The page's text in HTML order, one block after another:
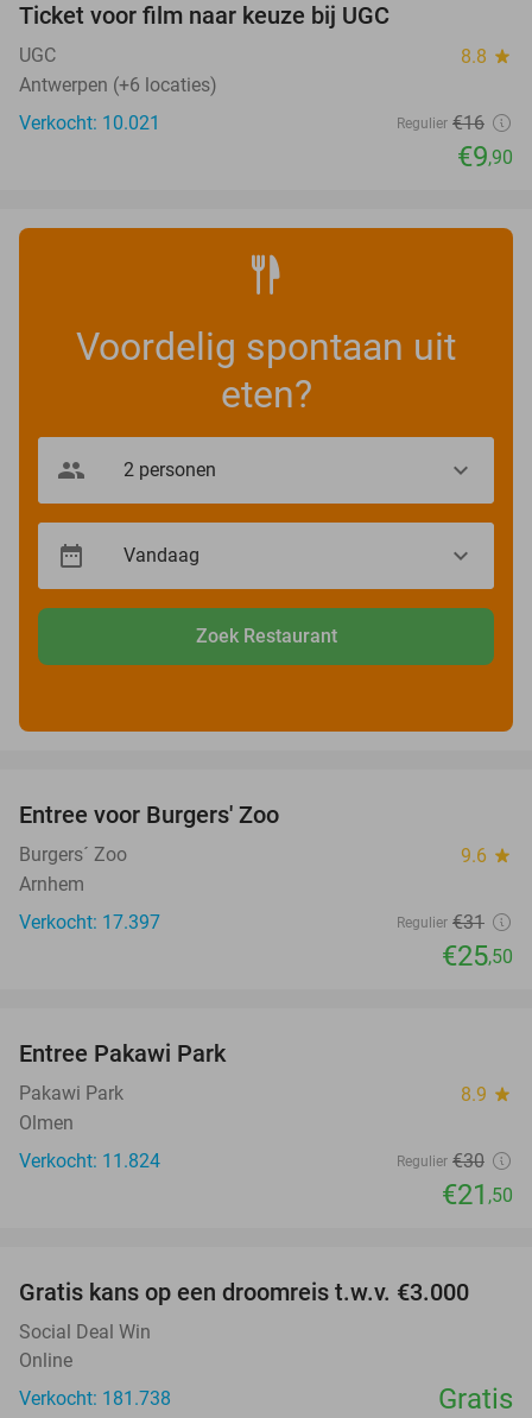
Ticket voor film naar keuze bij UGC
UGC 8.8 star
Antwerpen (+6 locaties)
Verkocht: 10.021
Regulier €16
€9,90
Voordelig spontaan uit
eten?
Zoek Restaurant
Entree voor Burgers' Zoo
Burgers´ Zoo 9.6 star
Arnhem
Verkocht: 17.397
Regulier €31
€25,50
Entree Pakawi Park
Pakawi Park 8.9 star
Olmen
Verkocht: 11.824
Regulier €30
€21 ,50
Gratis kans op een droomreis t.w.v. €3.000
Social Deal Win
Online
Verkocht: 181.738
Gratis